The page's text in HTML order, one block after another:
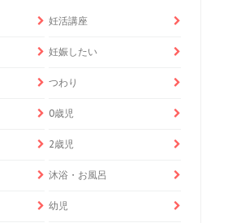
妊活講座
妊娠したい
つわり
0歳児
2歳児
沐浴・お風呂
幼児